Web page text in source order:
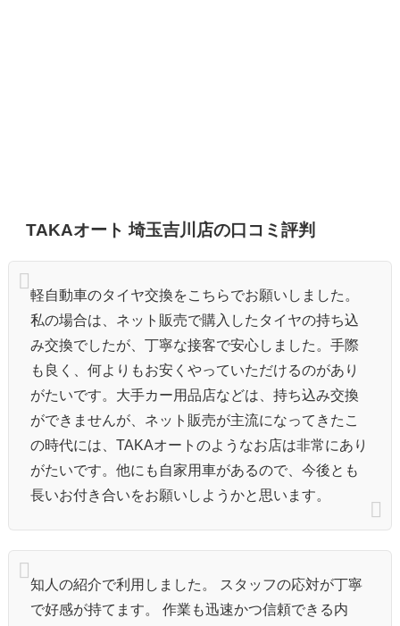
TAKAオート 埼玉吉川店の口コミ評判
軽自動車のタイヤ交換をこちらでお願いしました。
私の場合は、ネット販売で購入したタイヤの持ち込
み交換でしたが、丁寧な接客で安心しました。手際
も良く、何よりもお安くやっていただけるのがあり
がたいです。大手カー用品店などは、持ち込み交換
ができませんが、ネット販売が主流になってきたこ
の時代には、TAKAオートのようなお店は非常にあり
がたいです。他にも自家用車があるので、今後とも
長いお付き合いをお願いしようかと思います。
知人の紹介で利用しました。 スタッフの応対が丁寧
で好感が持てます。 作業も迅速かつ信頼できる内